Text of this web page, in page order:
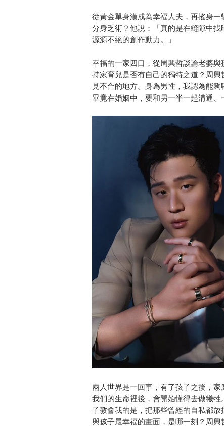
從黃金單身漢成為幸福人夫，再搖身
分身乏術？他說：「真的是在縫隙中
源源不絕的創作動力。」
幸福的一家四口，從周興哲談論老婆
持家育兒是否有自己的獨特之道？周
見不合的地方。身為男性，我認為能
畢竟在婚姻中，要和另一半一起溝通、
兩人世界是一回事，有了孩子之後，
我們的生命裡後，會開始懂得去做犧
子教會我的是，把那些曾經的自私都
與孩子最幸福的畫面，是哪一刻？周